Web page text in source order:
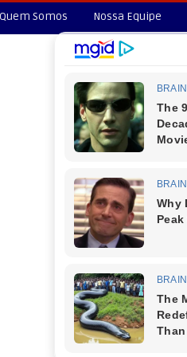
Quem Somos Nossa Equipe